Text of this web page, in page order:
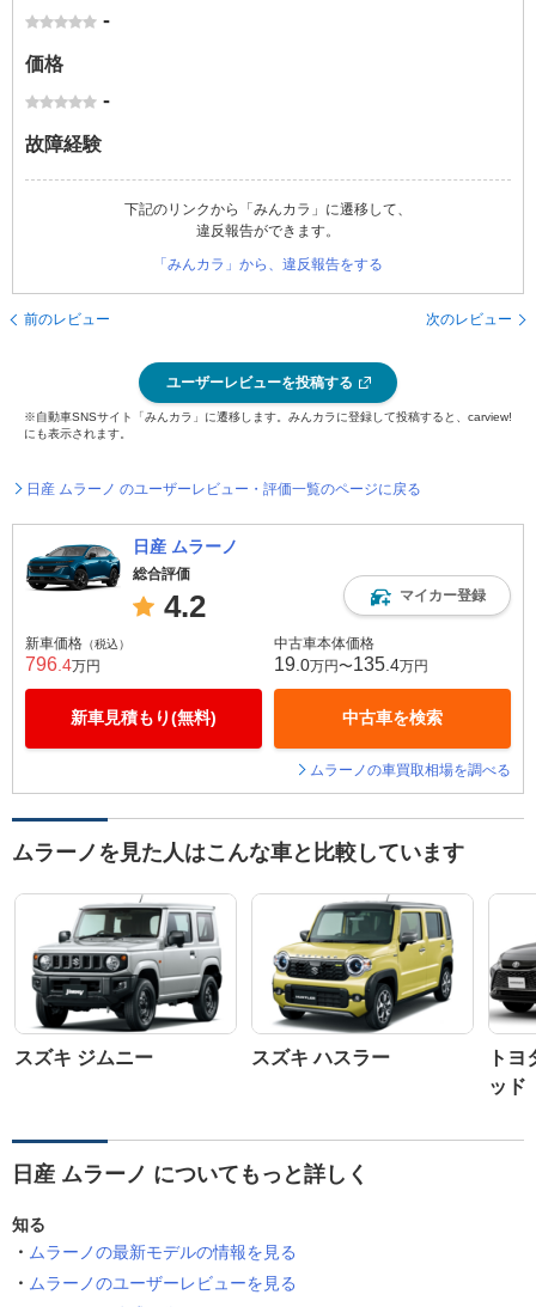
-
価格
-
故障経験
下記のリンクから「みんカラ」に遷移して、
違反報告ができます。
「みんカラ」から、違反報告をする
前のレビュー 次のレビュー
ユーザーレビューを投稿する
※自動車SNSサイト「みんカラ」に遷移します。みんカラに登録して投稿すると、carview!
にも表示されます。
日産 ムラーノ のユーザーレビュー・評価一覧のページに戻る
日産 ムラーノ
総合評価
4.2 マイカー登録
新車価格 （税込）
796 .4万円
新車見積もり(無料)
中古車本体価格
19 .0万円〜135 .4万円
中古車を検索
ムラーノの車買取相場を調べる
ムラーノを見た人はこんな車と比較しています
スズキ ジムニー スズキ ハスラー
ト
ッド
日産 ムラーノ についてもっと詳しく
知る
ムラーノの最新モデルの情報を見る
ムラーノのユーザーレビューを見る